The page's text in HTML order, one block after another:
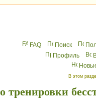
FAQ Поиск
Профиль
В этом
тренировки